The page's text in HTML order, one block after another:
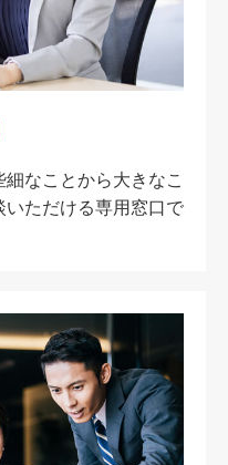
なことから大きなこ
いただける専用窓口で